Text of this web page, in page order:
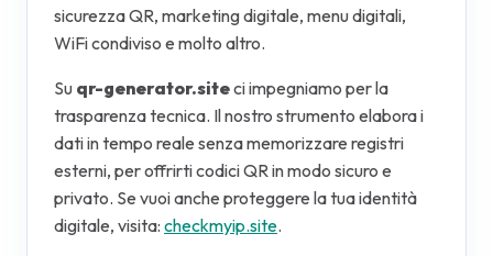
sicurezza QR, marketing digitale, menu digitali,
WiFi condiviso e molto altro.
Su qr-generator.siteci impegniamo per la
trasparenza tecnica. Il nostro strumento elabora i
dati in tempo reale senza memorizzare registri
esterni, per offrirti codici QR in modo sicuro e
privato. Se vuoi anche proteggere la tua identità
digitale, visita: checkmyip.site.